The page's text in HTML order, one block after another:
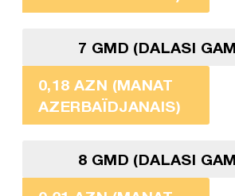
7 GMD (DALASI
0,18 AZN (MANAT
AZERBAÏDJANAIS)
8 GMD (DALASI